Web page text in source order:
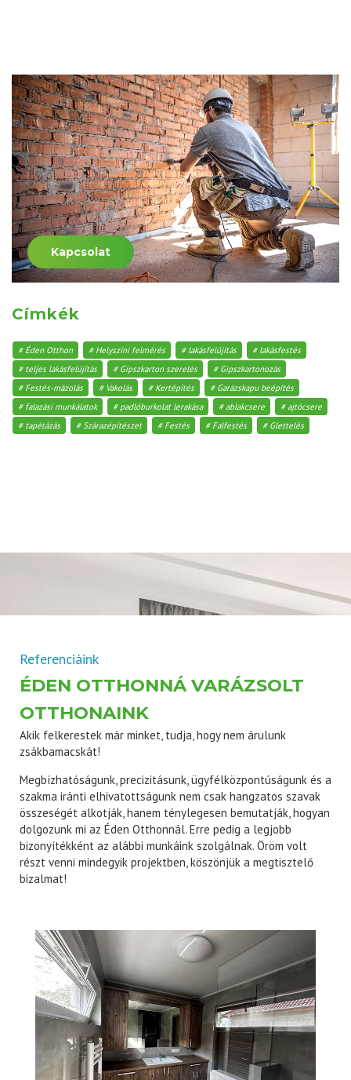
Kapcsolat
Címkék
Éden Otthon Helyszíni felmérés lakásfelújítás
lakásfestés
teljes lakásfelújítás
Gipszkarton szerelés
Gipszkartonozás
Festés-mázolás
Vakolás Kertépítés
Garázskapu beépítés
falazási munkálatok
padlóburkolat lerakása ablakcsere
ajtócsere
tapétázás
Szárazépítészet Festés Falfestés Glettelés
Referenciáink
ÉDEN OTTHONNÁ VARÁZSOLT
OTTHONAINK
Akik felkerestek már minket, tudja, hogy nem árulunk
zsákbamacskát!
Megbízhatóságunk, precizitásunk, ügyfélközpontúságunk és a
szakma iránti elhivatottságunk nem csak hangzatos szavak
összeségét alkotják, hanem ténylegesen bemutatják, hogyan
dolgozunk mi az Éden Otthonnál. Erre pedig a legjobb
bizonyítékként az alábbi munkáink szolgálnak. Öröm volt
részt venni mindegyik projektben, köszönjük a megtisztelő
bizalmat!